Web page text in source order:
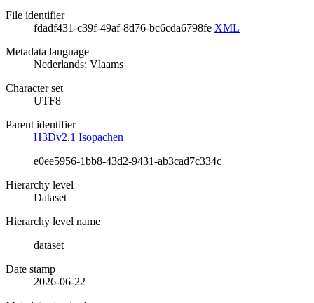
File identifier
fdadf431-c39f-49af-8d76-bc6cda6798fe XML
Metadata language
Nederlands; Vlaams
Character set
UTF8
Parent identifier
H3Dv2.1 Isopachen
e0ee5956-1bb8-43d2-9431-ab3cad7c334c
Hierarchy level
Dataset
Hierarchy level name
dataset
Date stamp
2026-06-22